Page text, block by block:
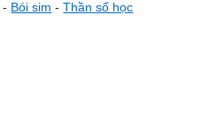
- Bói sim -Thần số học